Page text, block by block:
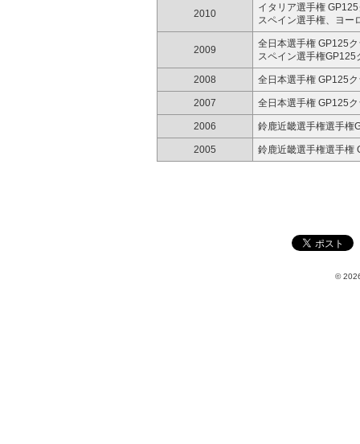
2010
イタリア選手権
スペイン選手権、ヨー
2009
全日本選手権 GP125
スペイン選手権
2008 全日本選手権 GP125
2007 全日本選手権 GP125
2006 鈴鹿近畿選手権選手権
2005 鈴鹿近畿選手権選手権
©